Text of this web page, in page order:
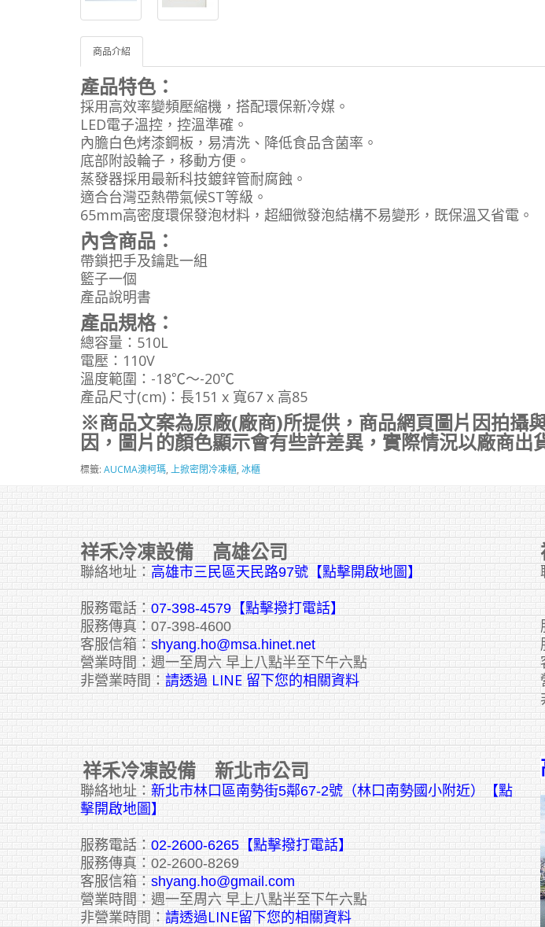
商品介紹
產品特色：
採用高效率變頻壓縮機，搭配環保新冷媒。
LED電子溫控，控溫準確。
內膽白色烤漆鋼板，易清洗、降低食品含菌率。
底部附設輪子，移動方便。
蒸發器採用最新科技鍍鋅管耐腐蝕。
適合台灣亞熱帶氣候ST等級。
65mm高密度環保發泡材料，超細微發泡結構不易變形，既保溫又省電。
內含商品：
帶鎖把手及鑰匙一組
籃子一個
產品說明書
產品規格：
總容量：510L
電壓：110V
溫度範圍：-18℃～-20℃
產品尺寸(cm)：長151 x 寬67 x 高85
※商品文案為原廠(廠商)所提供，商品網頁圖片因拍攝
因，圖片的顏色顯示會有些許差異，實際情況以廠商出
標籤: AUCMA澳柯瑪, 上掀密閉冷凍櫃, 冰櫃
祥禾冷凍設備 高雄公司
聯絡地址： 高雄市三民區天民路97號【點擊開啟地圖】
服務電話： 07-398-4579【點擊撥打電話】
服務傳真：07-398-4600
客服信箱： shyang.ho@msa.hinet.net
營業時間：週一至周六 早上八點半至下午六點
非營業時間： 請透過 LINE 留下您的相關資料
祥禾冷凍設備 新北市公司
聯絡地址： 新北市林口區南勢街5鄰67-2號（林口南勢國小附近）【點
擊開啟地圖】
服務電話： 02-2600-6265 【點擊撥打電話】
服務傳真：02-2600-8269
客服信箱： shyang.ho@gmail.com
營業時間：週一至周六 早上八點半至下午六點
非營業時間： 請透過LINE留下您的相關資料